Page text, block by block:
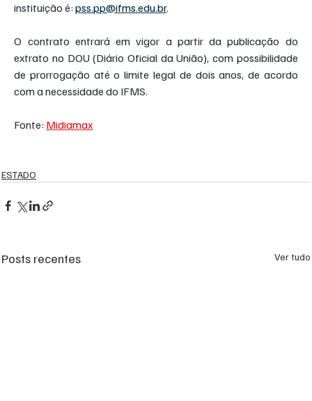
instituição é: pss.pp@ifms.edu.br.
O contrato entrará em vigor a partir da publicação do
extrato no DOU (Diário Oficial da União), com possibilidade
de prorrogação até o limite legal de dois anos, de acordo
com a necessidade do IFMS.
Fonte: Midiamax
ESTADO
Posts recentes Ver tudo